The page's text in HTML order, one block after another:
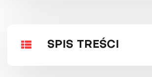
SPIS TREŚCI